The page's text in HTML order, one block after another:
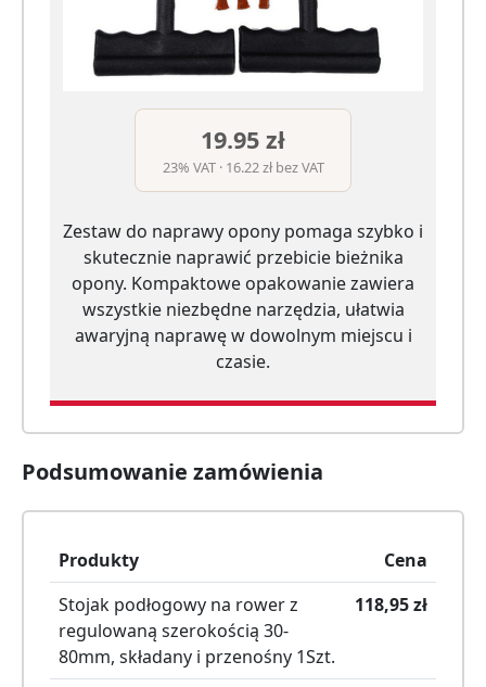
19.95 zł
23% VAT · 16.22 zł bez VAT
Zestaw do naprawy opony pomaga szybko i
skutecznie naprawić przebicie bieżnika
opony. Kompaktowe opakowanie zawiera
wszystkie niezbędne narzędzia, ułatwia
awaryjną naprawę w dowolnym miejscu i
czasie.
Podsumowanie zamówienia
Produkty
Cena
Stojak podłogowy na rower z
regulowaną szerokością 30-
80mm, składany i przenośny 1Szt.
118,95zł